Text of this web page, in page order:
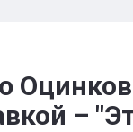
–